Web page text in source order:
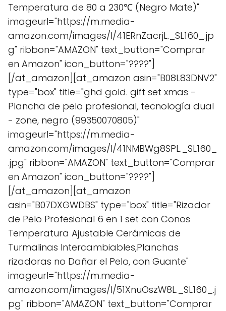
Temperatura de 80 a 230℃ (Negro Mate)"
imageurl="https://m.media-
amazon.com/images/I/41ERnZacrjL._SL160_.jp
g" ribbon="AMAZON" text_button="Comprar
en Amazon" icon_button="????"]
[/at_amazon][at_amazon asin="B08L83DNV2"
type="box" title="ghd gold. gift set xmas -
Plancha de pelo profesional, tecnología dual
- zone, negro (99350070805)"
imageurl="https://m.media-
amazon.com/images/I/41NMBWg8SPL._SL160_
.jpg" ribbon="AMAZON" text_button="Comprar
en Amazon" icon_button="????"]
[/at_amazon][at_amazon
asin="B07DXGWDBS" type="box" title="Rizador
de Pelo Profesional 6 en 1 set con Conos
Temperatura Ajustable Cerámicas de
Turmalinas Intercambiables,Planchas
rizadoras no Dañar el Pelo, con Guante"
imageurl="https://m.media-
amazon.com/images/I/51XnuOszW8L._SL160_.j
pg" ribbon="AMAZON" text_button="Comprar